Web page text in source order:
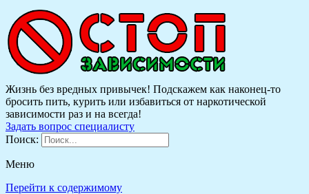
Жизнь без вредных привычек! Подскажем как наконец-то
бросить пить, курить или избавиться от наркотической
зависимости раз и на всегда!
Задать вопрос специалисту
Поиск:
Меню
Перейти к содержимому